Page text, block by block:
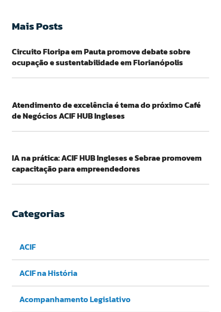
Mais Posts
Circuito Floripa em Pauta promove debate sobre
ocupação e sustentabilidade em Florianópolis
Atendimento de excelência é tema do próximo Café
de Negócios ACIF HUB Ingleses
IA na prática: ACIF HUB Ingleses e Sebrae promovem
capacitação para empreendedores
Categorias
ACIF
ACIF na História
Acompanhamento Legislativo